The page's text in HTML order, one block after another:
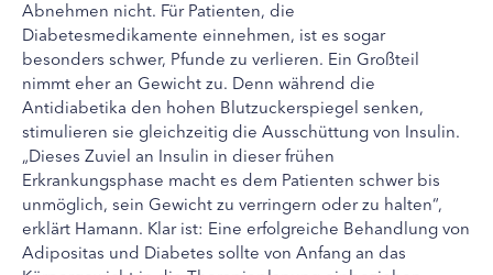
Abnehmen nicht. Für Patienten, die
Diabetesmedikamente einnehmen, ist es sogar
besonders schwer, Pfunde zu verlieren. Ein Großteil
nimmt eher an Gewicht zu. Denn während die
Antidiabetika den hohen Blutzuckerspiegel senken,
stimulieren sie gleichzeitig die Ausschüttung von Insulin.
„Dieses Zuviel an Insulin in dieser frühen
Erkrankungsphase macht es dem Patienten schwer bis
unmöglich, sein Gewicht zu verringern oder zu halten“,
erklärt Hamann. Klar ist: Eine erfolgreiche Behandlung von
Adipositas und Diabetes sollte von Anfang an das